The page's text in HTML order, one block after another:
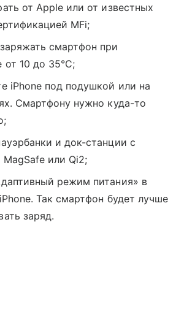
от Apple или от известных
MFi;
смартфон при
от 10 до 35°C;
iPhone под подушкой или на
Смартфону нужно куда-то
и док-станции с
или Qi2;
режим питания» в
Так смартфон будет лучше
заряд.